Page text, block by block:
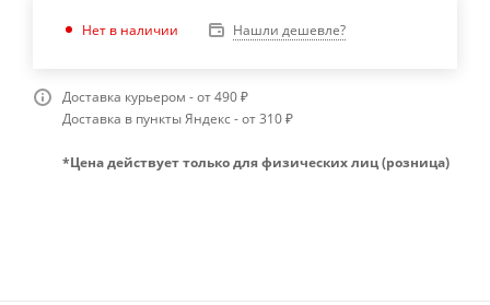
Нет в наличии Нашли дешевле?
Доставка курьером - от 490 ₽
Доставка в пункты Яндекс - от 310 ₽
*Цена действует только для физических лиц (розница)